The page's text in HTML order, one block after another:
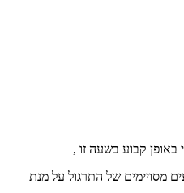
באופן קבוע בשעה זו ,
מסויימים של התרגול על מנת